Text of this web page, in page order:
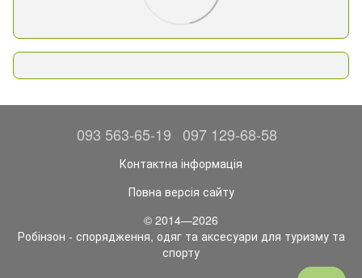
093 563-65-19 097 129-68-58
Контактна інформація
Повна версія сайту
© 2014—2026
Робінзон - спорядження, одяг та аксесуари для туризму та
спорту